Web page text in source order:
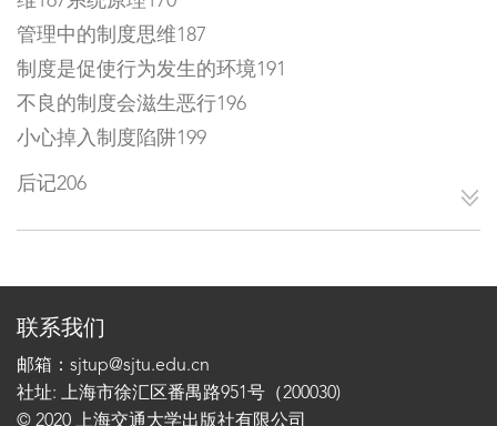
管理中的制度思维187
制度是促使行为发生的环境191
不良的制度会滋生恶行196
小心掉入制度陷阱199
后记206
联系我们
邮箱：sjtup@sjtu.edu.cn
社址: 上海市徐汇区番禺路951号（200030)
© 2020 上海交通大学出版社有限公司